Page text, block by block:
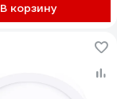
В корзину